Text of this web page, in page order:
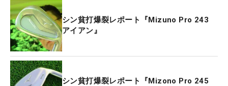
シン貧打爆裂レポート『Mizuno Pro 243
アイアン』
シン貧打爆裂レポート『Mizono Pro 245